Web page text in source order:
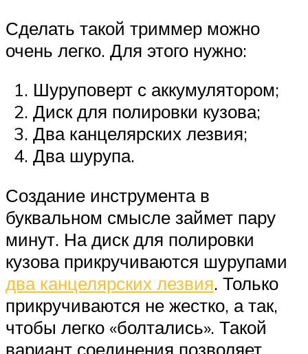
Сделать такой триммер можно
очень легко. Для этого нужно:
Шуруповерт с аккумулятором;
Диск для полировки кузова;
Два канцелярских лезвия;
Два шурупа.
Создание инструмента в
буквальном смысле займет пару
минут. На диск для полировки
кузова прикручиваются шурупами
два канцелярских лезвия. Только
прикручиваются не жестко, а так,
чтобы легко «болтались». Такой
вариант соединения позволяет